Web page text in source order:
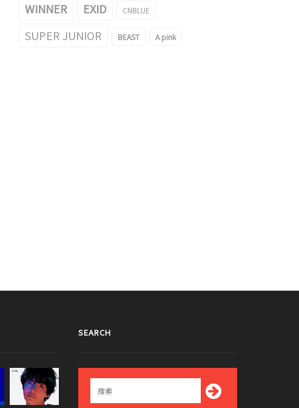
WINNER
EXID CNBLUE
SUPER JUNIOR BEAST A pink
SEARCH